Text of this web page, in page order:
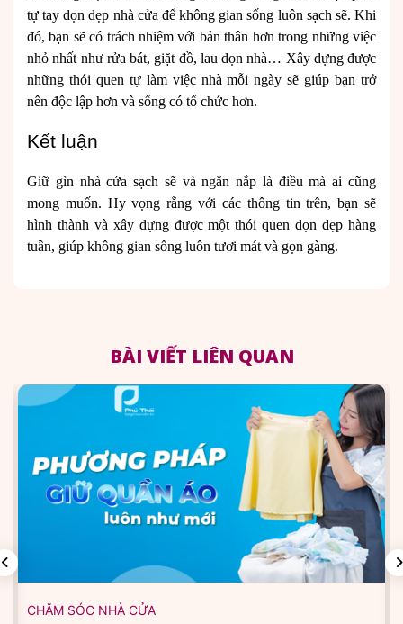
tự tay dọn dẹp nhà cửa để không gian sống luôn sạch sẽ. Khi
đó, bạn sẽ có trách nhiệm với bản thân hơn trong những việc
nhỏ nhất như rửa bát, giặt đồ, lau dọn nhà… Xây dựng được
những thói quen tự làm việc nhà mỗi ngày sẽ giúp bạn trở
nên độc lập hơn và sống có tổ chức hơn.
Kết luận
Giữ gìn nhà cửa sạch sẽ và ngăn nắp là điều mà ai cũng
mong muốn. Hy vọng rằng với các thông tin trên, bạn sẽ
hình thành và xây dựng được một thói quen dọn dẹp hàng
tuần, giúp không gian sống luôn tươi mát và gọn gàng.
BÀI VIẾT LIÊN QUAN
CHĂM SÓC NHÀ CỬA